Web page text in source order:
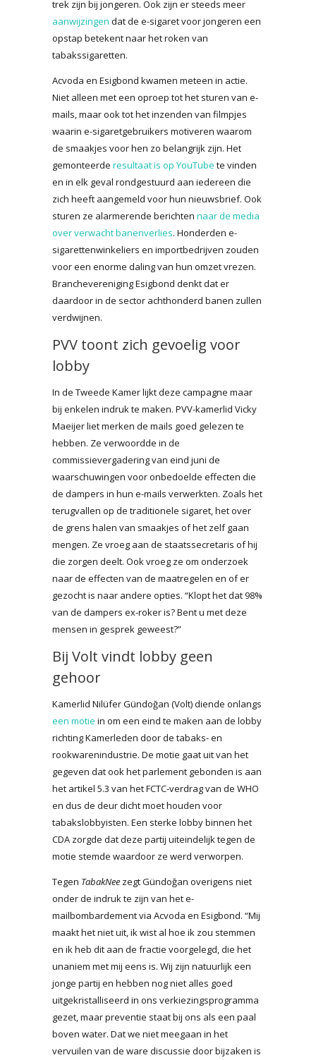
trek zijn bij jongeren. Ook zijn er steeds meer
aanwijzingen dat de e-sigaret voor jongeren een
opstap betekent naar het roken van
tabakssigaretten.
Acvoda en Esigbond kwamen meteen in actie.
Niet alleen met een oproep tot het sturen van e-
mails, maar ook tot het inzenden van filmpjes
waarin e-sigaretgebruikers motiveren waarom
de smaakjes voor hen zo belangrijk zijn. Het
gemonteerde resultaat is op YouTube te vinden
en in elk geval rondgestuurd aan iedereen die
zich heeft aangemeld voor hun nieuwsbrief. Ook
sturen ze alarmerende berichten naar de media
over verwacht banenverlies. Honderden e-
sigarettenwinkeliers en importbedrijven zouden
voor een enorme daling van hun omzet vrezen.
Branchevereniging Esigbond denkt dat er
daardoor in de sector achthonderd banen zullen
verdwijnen.
PVV toont zich gevoelig voor
lobby
In de Tweede Kamer lijkt deze campagne maar
bij enkelen indruk te maken. PVV-kamerlid Vicky
Maeijer liet merken de mails goed gelezen te
hebben. Ze verwoordde in de
commissievergadering van eind juni de
waarschuwingen voor onbedoelde effecten die
de dampers in hun e-mails verwerkten. Zoals het
terugvallen op de traditionele sigaret, het over
de grens halen van smaakjes of het zelf gaan
mengen. Ze vroeg aan de staatssecretaris of hij
die zorgen deelt. Ook vroeg ze om onderzoek
naar de effecten van de maatregelen en of er
gezocht is naar andere opties. “Klopt het dat 98%
van de dampers ex-roker is? Bent u met deze
mensen in gesprek geweest?”
Bij Volt vindt lobby geen
gehoor
Kamerlid Nilüfer Gündoğan (Volt) diende onlangs
een motie in om een eind te maken aan de lobby
richting Kamerleden door de tabaks- en
rookwarenindustrie. De motie gaat uit van het
gegeven dat ook het parlement gebonden is aan
het artikel 5.3 van het FCTC-verdrag van de WHO
en dus de deur dicht moet houden voor
tabakslobbyisten. Een sterke lobby binnen het
CDA zorgde dat deze partij uiteindelijk tegen de
motie stemde waardoor ze werd verworpen.
Tegen TabakNee zegt Gündoğan overigens niet
onder de indruk te zijn van het e-
mailbombardement via Acvoda en Esigbond. “Mij
maakt het niet uit, ik wist al hoe ik zou stemmen
en ik heb dit aan de fractie voorgelegd, die het
unaniem met mij eens is. Wij zijn natuurlijk een
jonge partij en hebben nog niet alles goed
uitgekristalliseerd in ons verkiezingsprogramma
gezet, maar preventie staat bij ons als een paal
boven water. Dat we niet meegaan in het
vervuilen van de ware discussie door bijzaken is